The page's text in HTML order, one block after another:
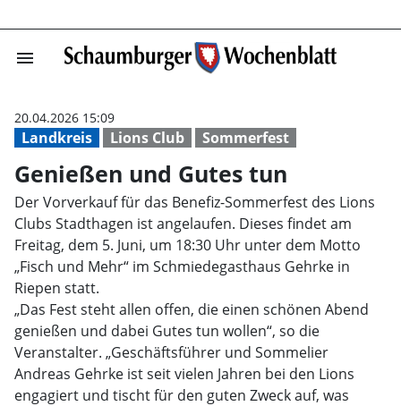
menu Genießen und
Landkreis Lions Club Sommerfest
20.04.2026 15:09
Genießen und Gutes tun
Der Vorverkauf für das Benefiz-Sommerfest des Lions
Clubs Stadthagen ist angelaufen. Dieses findet am
Freitag, dem 5. Juni, um 18:30 Uhr unter dem Motto
„Fisch und Mehr“ im Schmiedegasthaus Gehrke in
Riepen statt.
„Das Fest steht allen offen, die einen schönen Abend
genießen und dabei Gutes tun wollen“, so die
Veranstalter. „Geschäftsführer und Sommelier
Andreas Gehrke ist seit vielen Jahren bei den Lions
engagiert und tischt für den guten Zweck auf, was